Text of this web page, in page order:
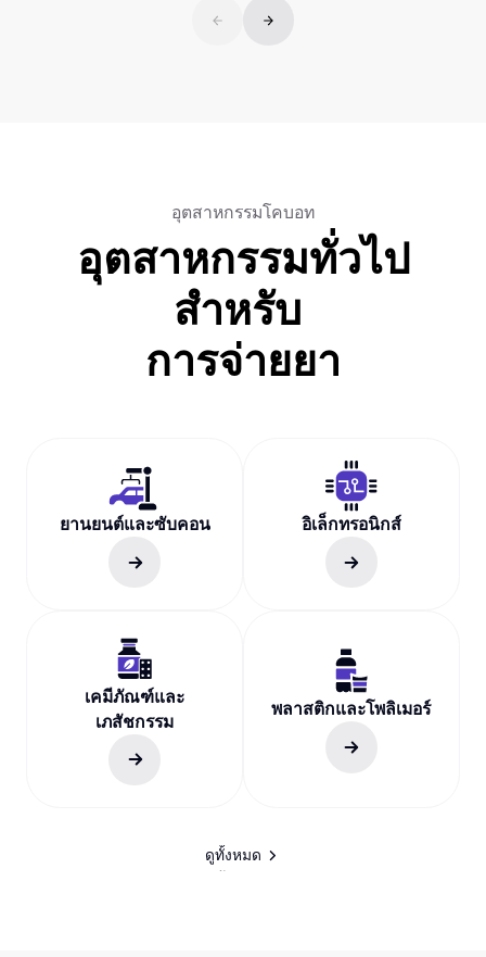
อุตสาหกรรมโคบอท
อุตสาหกรรมทั่วไป
สำหรับ
การจ่ายยา
ยานยนต์และซับคอน อิเล็กทรอนิกส์
เคมีภัณฑ์และ
เภสัชกรรม
พลาสติกและโพลิเมอร์
ดูทั้งหมด